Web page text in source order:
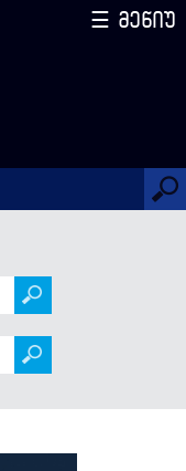
☰ მენიუ